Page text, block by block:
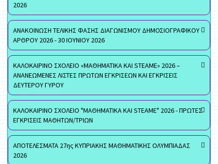
2026
ΑΝΑΚΟΙΝΩΣΗ ΤΕΛΙΚΗΣ ΦΑΣΗΣ ΔΙΑΓΩΝΙΣΜΟΥ ΔΗΜΟΣΙΟΓΡΑΦΙΚΟΥ
ΑΡΘΡΟΥ 2026 - 30 ΙΟΥΝΙΟΥ 2026
ΚΑΛΟΚΑΙΡΙΝΟ ΣΧΟΛΕΙΟ «ΜΑΘΗΜΑΤΙΚΑ ΚΑΙ STEAME» 2026 –
ΑΝΑΝΕΩΜΕΝΕΣ ΛΙΣΤΕΣ ΠΡΩΤΩΝ ΕΓΚΡΙΣΕΩΝ ΚΑΙ ΕΓΚΡΙΣΕΙΣ
ΔΕΥΤΕΡΟΥ ΓΥΡΟΥ
ΚΑΛΟΚΑΙΡΙΝΟ ΣΧΟΛΕΙΟ "ΜΑΘΗΜΑΤΙΚΑ ΚΑΙ STEAME" 2026 - ΠΡΩΤΕΣ
ΕΓΚΡΙΣΕΙΣ ΜΑΘΗΤΩΝ/ΤΡΙΩΝ
ΑΠΟΤΕΛΕΣΜΑΤΑ 27ης ΚΥΠΡΙΑΚΗΣ ΜΑΘΗΜΑΤΙΚΗΣ ΟΛΥΜΠΙΑΔΑΣ
2026